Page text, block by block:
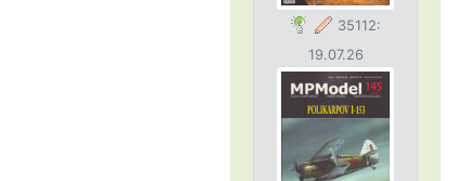
35112:
19.07.26